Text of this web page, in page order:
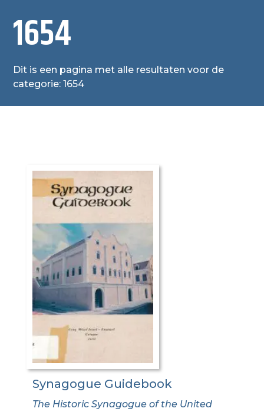
1654
Dit is een pagina met alle resultaten voor de
categorie: 1654
Synagogue Guidebook
The Historic Synagogue of the United